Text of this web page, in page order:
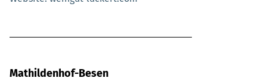
Mathildenhof-Besen